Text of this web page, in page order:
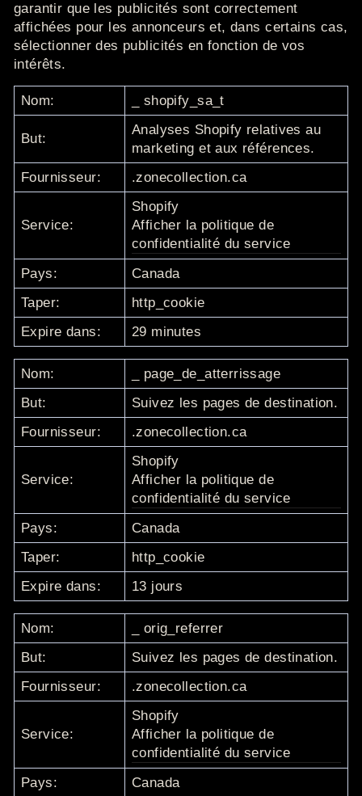
garantir que les publicités sont correctement
affichées pour les annonceurs et, dans certains cas,
sélectionner des publicités en fonction de vos
intérêts.
Nom: shopify_sa_t
But:
Analyses Shopify relatives au
marketing et aux références.
Fournisseur:
.zonecollection.ca
Service:
Shopify
Afficher la politique de
confidentialité du service
Pays:
Canada
Taper:
http_cookie
Expire dans:
29 minutes
Nom:
page_de_atterrissage
But:
Suivez les pages de destination.
Fournisseur:
.zonecollection.ca
Service:
Shopify
Afficher la politique de
confidentialité du service
Pays:
Canada
Taper:
http_cookie
Expire dans:
13 jours
Nom:
orig_referrer
But:
Suivez les pages de destination.
Fournisseur:
.zonecollection.ca
Service:
Shopify
Afficher la politique de
confidentialité du service
Pays:
Canada